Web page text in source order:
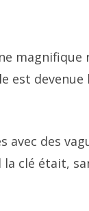
est
avec des
clé était,